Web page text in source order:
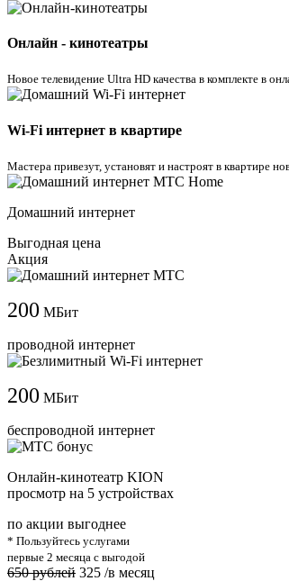
Онлайн - кинотеатры
Новое телевидение Ultra HD качества в комплекте в
Wi-Fi интернет в квартире
Мастера привезут, установят и настроят в квартире
Домашний интернет
Выгодная цена
Акция
200 МБит
проводной интернет
200 МБит
беспроводной интернет
Онлайн-кинотеатр KION
просмотр на 5 устройствах
по акции выгоднее
* Пользуйтесь услугами
первые 2 месяца с выгодой
650 рублей 325 /в месяц